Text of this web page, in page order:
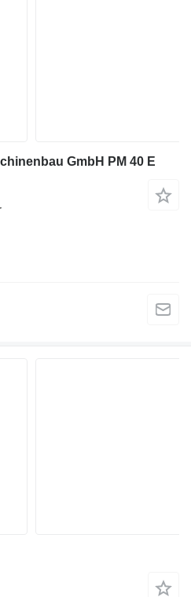
GmbH PM 40 E